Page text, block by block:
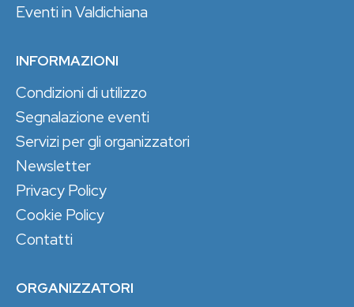
Eventi in Valdichiana
INFORMAZIONI
Condizioni di utilizzo
Segnalazione eventi
Servizi per gli organizzatori
Newsletter
Privacy Policy
Cookie Policy
Contatti
ORGANIZZATORI